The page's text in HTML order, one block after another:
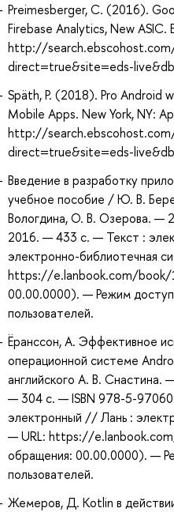
Preimesberger, C. (2016).
Firebase Analytics, New
http://
direct=true&site=eds-
Späth, P. (2018). Pro Android
Mobile Apps. New York, NY:
http://
direct=true&site=eds-
Введение в разработку
учебное пособие / Ю. В.
Вологдина, О. В. Озерова.
2016. — 433 с. — Текст :
электронно-библиотечная
https://e.lanbook.com/book/
00.00.0000). — Режим
пользователей.
Ёранссон, А. Эффективное
операционной системе
английского А. В.
— 304 с. — ISBN 978-5-
электронный // Лань :
— URL: https://
обращения: 00.00.0000). —
пользователей.
Жемеров, Д. Kotlin в